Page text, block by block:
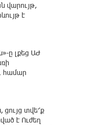
վարույթ,
է
ը լքեց ԱԺ
համար
տվե՜ք
է Ուժեղ